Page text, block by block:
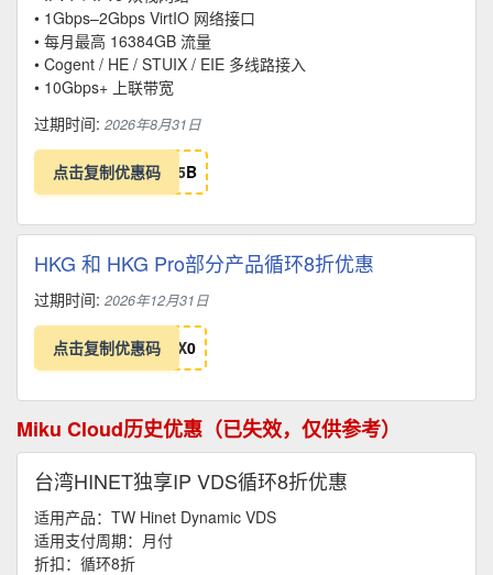
• 1Gbps–2Gbps VirtIO 网络接口
• 每月最高 16384GB 流量
• Cogent / HE / STUIX / EIE 多线路接入
• 10Gbps+ 上联带宽
过期时间: 2026年8月31日
点击复制优惠码 5B
HKG 和 HKG Pro部分产品循环8折优惠
过期时间: 2026年12月31日
点击复制优惠码 X0
Miku Cloud历史优惠（已失效，仅供参考）
台湾HINET独享IP VDS循环8折优惠
适用产品：TW Hinet Dynamic VDS
适用支付周期：月付
折扣：循环8折